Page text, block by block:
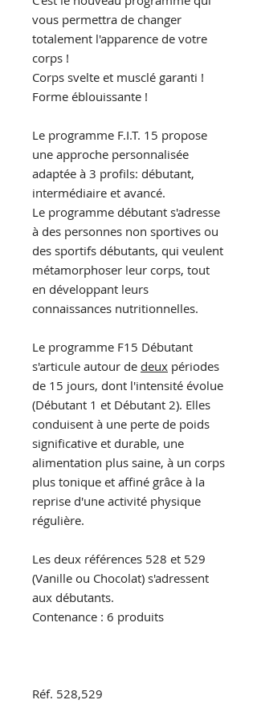
vous permettra de changer
totalement l'apparence de votre
corps !
Corps svelte et musclé garanti !
Forme éblouissante !
Le programme F.I.T. 15 propose
une approche personnalisée
adaptée à 3 profils: débutant,
intermédiaire et avancé.
Le programme débutant s'adresse
à des personnes non sportives ou
des sportifs débutants, qui veulent
métamorphoser leur corps, tout
en développant leurs
connaissances nutritionnelles.
Le programme F15 Débutant
s'articule autour de deux périodes
de 15 jours, dont l'intensité évolue
(Débutant 1 et Débutant 2). Elles
conduisent à une perte de poids
significative et durable, une
alimentation plus saine, à un corps
plus tonique et affiné grâce à la
reprise d'une activité physique
régulière.
Les deux références 528 et 529
(Vanille ou Chocolat) s'adressent
aux débutants.
Contenance : 6 produits
Réf. 528,529